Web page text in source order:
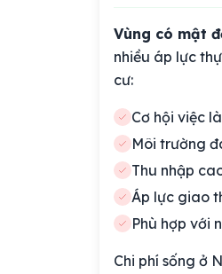
Vùng có mật
nhiều áp lực
cư:
Cơ hội việc
Môi trường
Thu nhập
Áp lực giao
Phù hợp với
Chi phí sống ở